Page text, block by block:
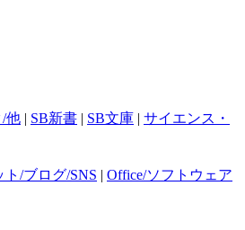
他 | SB新書 | SB文庫 | サイエンス・
/ブログ/SNS | Office/ソフトウェア